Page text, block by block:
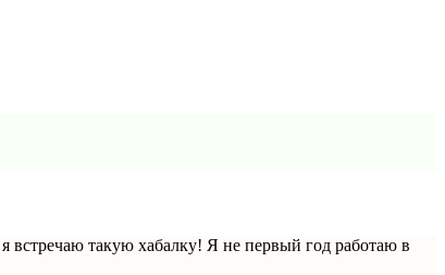
такую хабалку! Я не первый год работаю в